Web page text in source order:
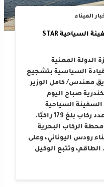
الميناء
ميناء الإسكندرية يستقبل السفينة السياحية STAR
الدولة المعنية
السياسية بتشجيع
مهندس/ كامل الوزير
صباح اليوم
الجمعة الموافق 26 يونيو 2026 السفينة السياحية
الشراعية STAR FLYER بإجمالي عدد ركاب بلغ 179 راكبًا.
الركاب البحرية
رودس اليوناني، وعلى
و76 من أفراد الطاقم، وتتبع الوكيل